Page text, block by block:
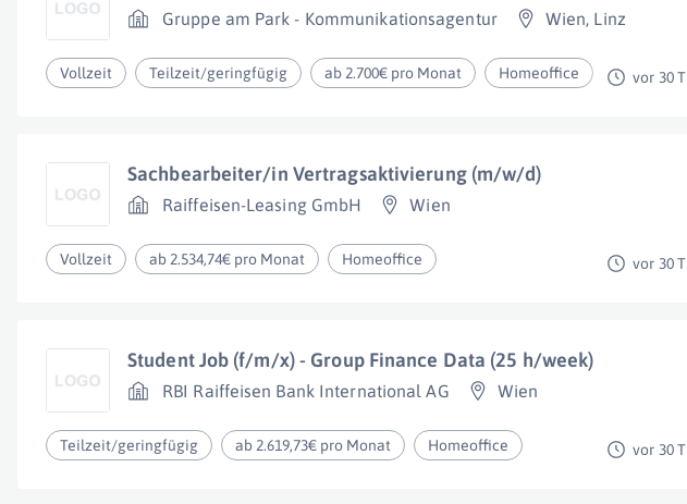
Gruppe am Park - Kommunikationsagentur Wien, Linz
Vollzeit Teilzeit/geringfügig ab 2.700€ pro Monat Homeoffice vor 30 T
Sachbearbeiter/in Vertragsaktivierung (m/w/d)
Raiffeisen-Leasing GmbH Wien
Vollzeit ab 2.534,74€ pro Monat Homeoffice vor 30 T
Student Job (f/m/x) - Group Finance Data (25 h/week)
RBI Raiffeisen Bank International AG Wien
Teilzeit/geringfügig ab 2.619,73€ pro Monat Homeoffice vor 30 T